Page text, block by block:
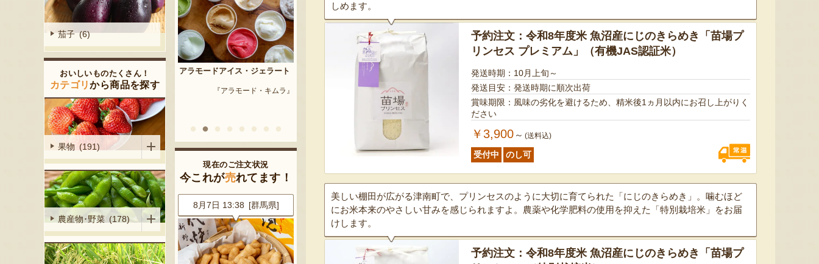
しめます。
予約注文：令和8年度米 魚沼産にじのきらめき「苗場プ
リンセス プレミアム」（有機JAS認証米）
発送時期：10月上旬～
発送目安：発送時期に順次出荷
賞味期限：風味の劣化を避けるため、精米後1ヵ月以内にお召し上がりく
ださい
￥3,900 ～ (送料込)
受付中 のし可
美しい棚田が広がる津南町で、プリンセスのように大切に育てられた「にじのきらめき」。噛むほど
にお米本来のやさしい甘みを感じられますよ。農薬や化学肥料の使用を抑えた「特別栽培米」をお届
けします。
予約注文：令和8年度米 魚沼産にじのきらめき「苗場プ
茄子 (6)
おいしいものたくさん！
カテゴリから商品を探す
果物 (191)
農産物･野菜 (178)
アラモードアイス・ジェラート
『アラモード・キムラ』
予約注文：新潟産 枝豆・茶豆
『株式会社 大阪屋』
予約注文：魚沼の定番 まるつた
のなす漬け 深雪なす
『農房 丸蔦食品』
予約注文：新潟産 アールスメロ
ン（盆メロン）
『情熱野菜の太田農園』
予約注文：新潟県産 梨
『くまの森ファーム』
現在のご注文状況
今これが売れてます！
8月7日 13:38 [群馬県] 8月7日 13:15 [神奈川県] 8月7日 13:15 [神奈川県] 8月7日 13:15 [神奈川県] 8月7日 13:41 [千葉県] 8月7日 13:38 [群馬県]